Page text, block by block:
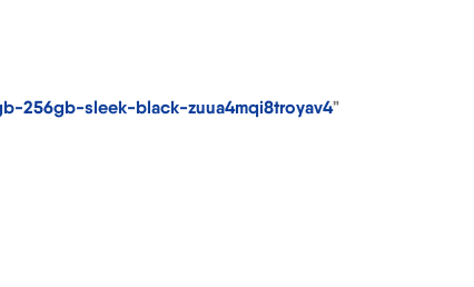
256gb-sleek-black-zuua4mqi8troyav4"